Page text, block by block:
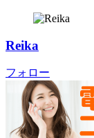
Reika
フォロー